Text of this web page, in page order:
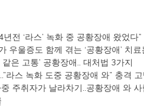
년전 ‘라스’ 녹화 중 공황장애 왔었다”
우울증도 함께 겪는 ‘공황장애’ 치료
같은 고통’ 공황장애.. 대처법 3가지
라스 녹화 도중 공황장애 와” 충격 고
주취자가 날라차기..공황장애 와 사